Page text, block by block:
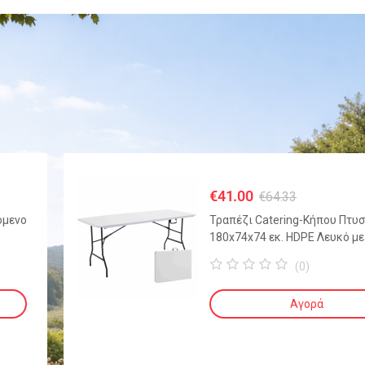
€41.00 €64.33
Τραπέζι Catering-Κήπου
180x74x74 εκ. HDPE Λευκό με
o
u
(0)
Αγορά